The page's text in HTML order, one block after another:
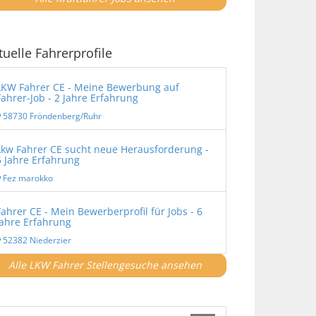
Fahrerprofile
Fahrer CE - Meine Bewerbung auf
Job - 2 Jahre Erfahrung
58730 Fröndenberg/Ruhr
Fahrer CE sucht neue Herausforderung -
Jahre Erfahrung
Fez marokko
CE - Mein Bewerberprofil für Jobs - 6
Erfahrung
52382 Niederzier
Alle LKW Fahrer Stellengesuche ansehen